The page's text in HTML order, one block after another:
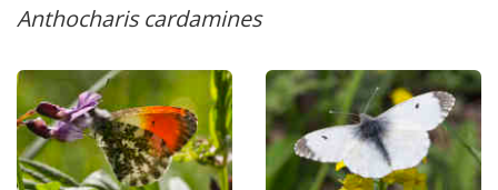
Anthocharis cardamines